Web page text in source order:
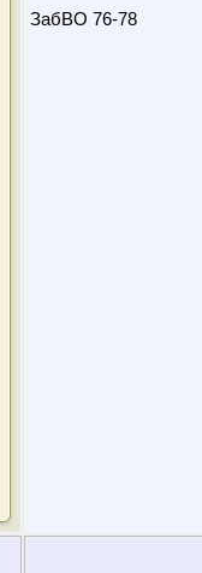
ЗабВО 76-78